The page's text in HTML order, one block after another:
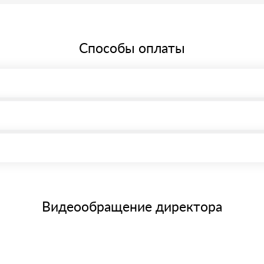
Способы оплаты
банковским картам
Видеообращение директора